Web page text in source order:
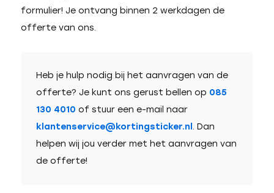
formulier! Je ontvang binnen 2 werkdagen de
offerte van ons.
Heb je hulp nodig bij het aanvragen van de
offerte? Je kunt ons gerust bellen op 085
130 4010 of stuur een e-mail naar
klantenservice@kortingsticker.nl . Dan
helpen wij jou verder met het aanvragen van
de offerte!